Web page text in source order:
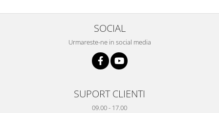
SOCIAL
Urmareste-ne in social media
SUPORT CLIENTI
09.00 - 17.00